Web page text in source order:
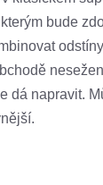
bude
dá napravit.